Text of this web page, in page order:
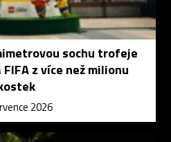
sochu trofeje
z více než milionu
2026